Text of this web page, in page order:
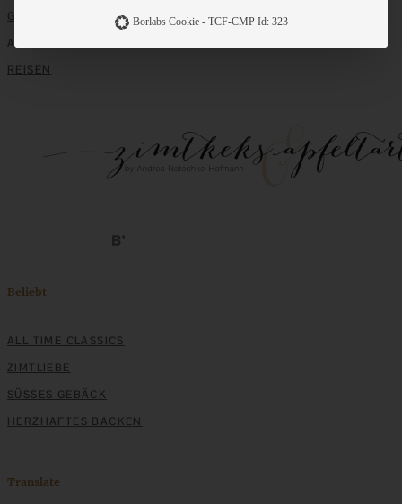
GRUNDLAGEN
ALLE REZEPTE
REISEN
Beliebt
ALL TIME CLASSICS
ZIMTLIEBE
SÜSSES GEBÄCK
HERZHAFTES BACKEN
Translate
Borlabs Cookie - TCF-CMP Id: 323